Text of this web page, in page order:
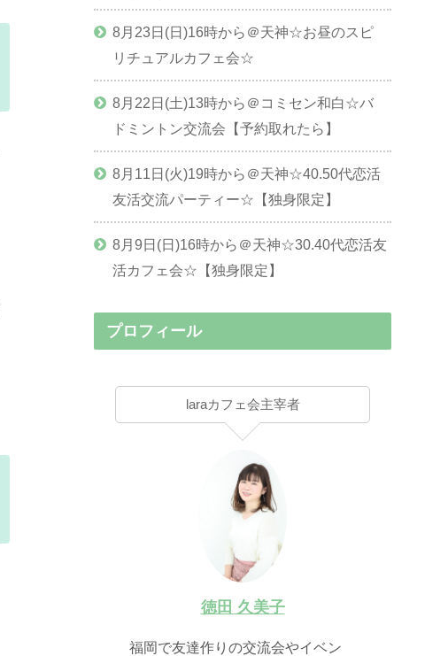
8月23日(日)16時から＠天神☆お昼のスピ
リチュアルカフェ会☆
8月22日(土)13時から＠コミセン和白☆バ
ドミントン交流会【予約取れたら】
8月11日(火)19時から＠天神☆40.50代恋活
友活交流パーティー☆【独身限定】
8月9日(日)16時から＠天神☆30.40代恋活友
活カフェ会☆【独身限定】
プロフィール
laraカフェ会主宰者
徳田 久美子
福岡で友達作りの交流会やイベン